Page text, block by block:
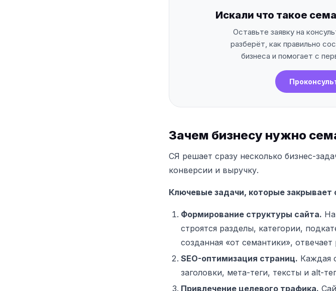
Искали что такое
Оставьте заявку на
разберёт, как правильно
бизнеса и помогает с
Зачем бизнесу нужно
СЯ решает сразу несколько бизнес-
конверсии и выручку.
Ключевые задачи, которые закрывает
Формирование структуры сайта.
строятся разделы, категории,
созданная «от семантики»,
SEO-оптимизация страниц. Каждая
заголовки, мета-теги, тексты и alt-
Привлечение целевого трафика.